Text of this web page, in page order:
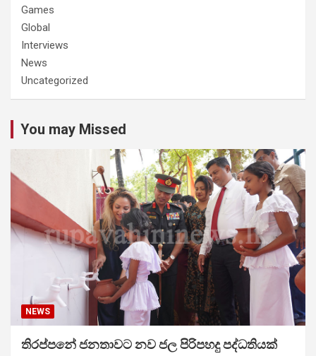
Games
Global
Interviews
News
Uncategorized
You may Missed
NEWS
තිරප්පනේ ජනතාවට නව ජල පිරිපහදු පද්ධතියක්